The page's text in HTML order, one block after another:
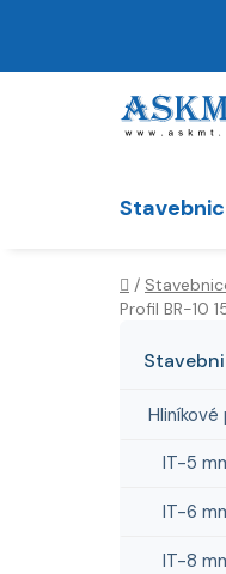
Domů
/
Profil BR-10
kategorie
IT-5
IT-6
IT-8